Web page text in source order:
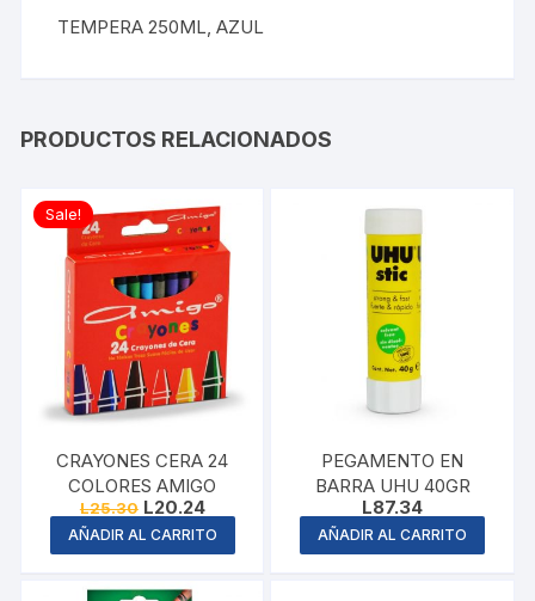
TEMPERA 250ML, AZUL
PRODUCTOS RELACIONADOS
Sale!
CRAYONES CERA 24
COLORES AMIGO
L25.30 Original
price
was:
L25.30.
L20.24Current
price
is:
L20.24.
AÑADIR AL CARRITO
PEGAMENTO EN
BARRA UHU 40GR
L87.34
AÑADIR AL CARRITO